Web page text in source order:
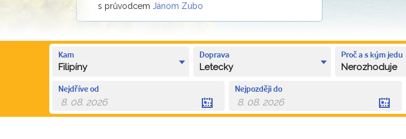
s průvodcem Jánom Zubo
Kam
Filipíny
Doprava
Letecky
Proč a s kým jedu
Nerozhoduje
Nejdříve od Nejpozději do